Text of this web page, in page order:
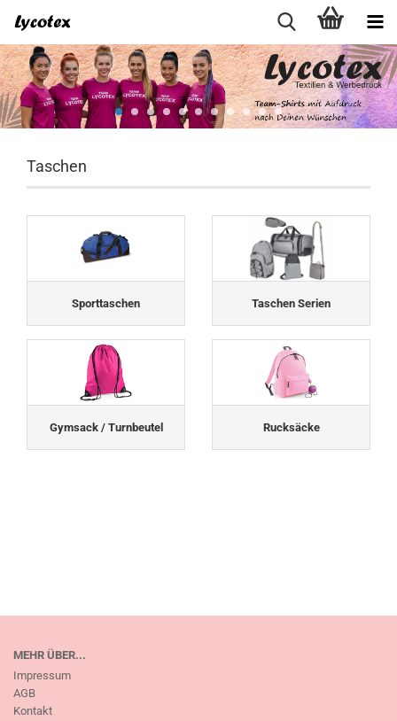
Taschen
Sporttaschen Taschen Serien
Gymsack / Turnbeutel Rucksäcke
MEHR ÜBER...
Impressum
AGB
Kontakt